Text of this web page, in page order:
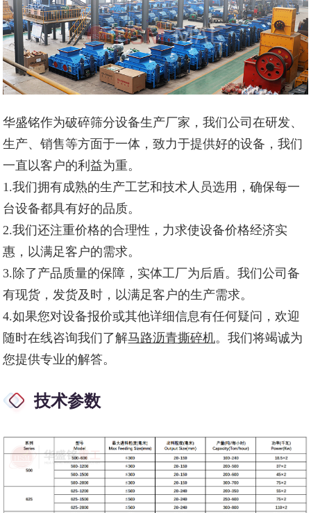
华盛铭作为破碎筛分设备生产厂家，我们公司在研发、
生产、销售等方面于一体，致力于提供好的设备，我们
一直以客户的利益为重。
1.我们拥有成熟的生产工艺和技术人员选用，确保每一
台设备都具有好的品质。
2.我们还注重价格的合理性，力求使设备价格经济实
惠，以满足客户的需求。
3.除了产品质量的保障，实体工厂为后盾。我们公司备
有现货，发货及时，以满足客户的生产需求。
4.如果您对设备报价或其他详细信息有任何疑问，欢迎
随时在线咨询我们了解马路沥青撕碎机。我们将竭诚为
您提供专业的解答。
技术参数